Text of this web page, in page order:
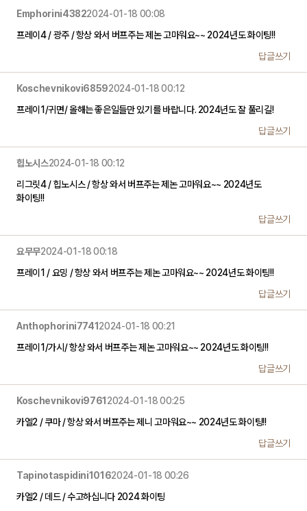
Emphorini43822024-01-18 00:08
프레이4 / 광주 / 항상 와서 버프주는 제논 고마워요~~ 2024년도 화이팅!!
답글쓰기
Koschevnikovi68592024-01-18 00:12
프레이1/귀면/ 올해는 좋은일들만 있기를 바랍니다. 2024년도 잘 풀리길!
답글쓰기
힙노시스2024-01-18 00:12
리그릿4 / 힙노시스 / 항상 와서 버프주는 제논 고마워요~~ 2024년도
화이팅!!
답글쓰기
요무무2024-01-18 00:18
프레이1 / 요밍 / 항상 와서 버프주는 제논 고마워요~~ 2024년도 화이팅!!
답글쓰기
Anthophorini7741 2024-01-18 00:21
프레이1/가시/ 항상 와서 버프주는 제논 고마워요~~ 2024년도 화이팅!!
답글쓰기
Koschevnikovi9761 2024-01-18 00:25
카엘2 / 쿠마 / 항상 와서 버프주는 제니 고마워요~~ 2024년도 화이팅!!
답글쓰기
Tapinotaspidini10162024-01-18 00:26
카엘2 / 데드 / 수고하십니다 2024 화이팅